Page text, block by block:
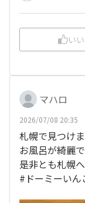
い
マハロ
2026/07/08 20:35
札幌で見つけ
お風呂が綺麗
是非とも札幌
#ドーミーい